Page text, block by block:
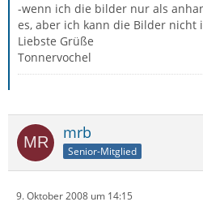
-wenn ich die bilder nur als
es, aber ich kann die Bilder nicht
Liebste Grüße
Tonnervochel
mrb
Senior-Mitglied
9. Oktober 2008 um 14:15